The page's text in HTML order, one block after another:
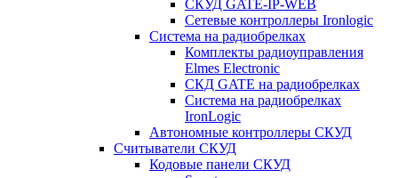
СКУД GATE-IP-WEB
Сетевые контроллеры Ironlogic
Система на радиобрелках
Комплекты радиоуправления
Elmes Electronic
СКД GATE на радиобрелках
Система на радиобрелках
IronLogic
Автономные контроллеры СКУД
Считыватели СКУД
Кодовые панели СКУД